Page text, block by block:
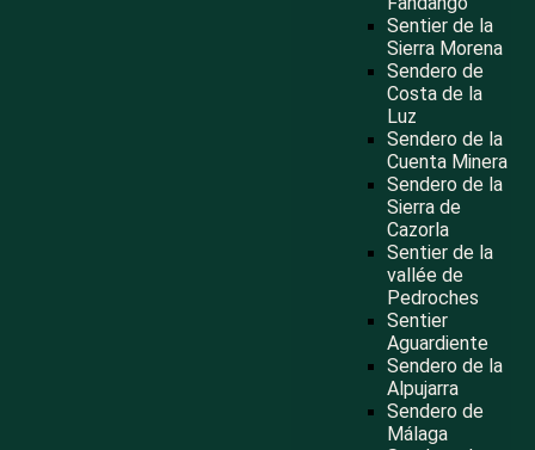
Sentier de la
Sierra Morena
Sendero de
Costa de la
Luz
Sendero de la
Cuenta Minera
Sendero de la
Sierra de
Cazorla
Sentier de la
vallée de
Pedroches
Sentier
Aguardiente
Sendero de la
Alpujarra
Sendero de
Málaga